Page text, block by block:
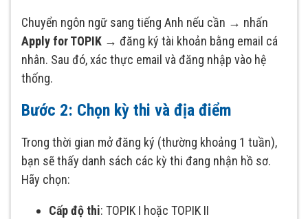
Chuyển ngôn ngữ sang tiếng Anh nếu cần → nhấn
Apply for TOPIK → đăng ký tài khoản bằng email cá
nhân. Sau đó, xác thực email và đăng nhập vào hệ
thống.
Bước 2: Chọn kỳ thi và địa điểm
Trong thời gian mở đăng ký (thường khoảng 1 tuần),
bạn sẽ thấy danh sách các kỳ thi đang nhận hồ sơ.
Hãy chọn:
Cấp độ thi: TOPIK I hoặc TOPIK II